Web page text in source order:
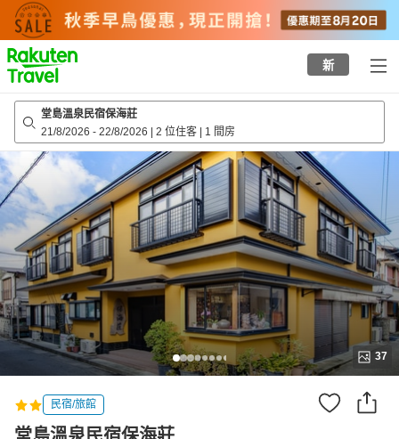
to
top
page
新
堂島溫泉民宿保海莊
21/8/2026 - 22/8/2026 | 2 位住客 | 1 間房
37
民宿/旅館